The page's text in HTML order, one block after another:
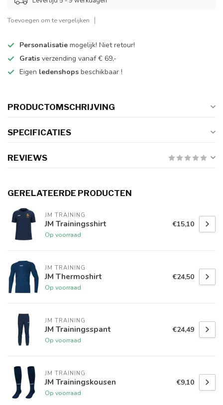
Toevoegen om te vergelijken
Personalisatie mogelijk! Niet retour!
Gratis verzending vanaf € 69,-
Eigen ledenshops beschikbaar !
PRODUCTOMSCHRIJVING
SPECIFICATIES
REVIEWS
GERELATEERDE PRODUCTEN
JM TRAINING
JM Trainingsshirt
Op voorraad
€15,10
JM TRAINING
JM Thermoshirt
Op voorraad
€24,50
JM TRAINING
JM Trainingsspant
Op voorraad
€24,49
JM TRAINING
JM Trainingskousen
Op voorraad
€9,10